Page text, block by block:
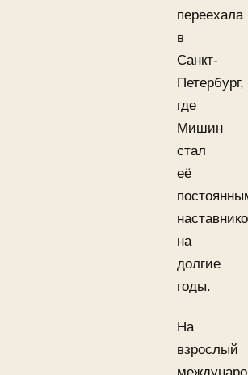
переехала
в
Санкт-
Петербург,
где
Мишин
стал
её
на
долгие
годы.
На
взрослый